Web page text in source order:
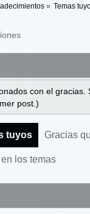
» Temas
con el
post.)
tuyos Gracias
los temas